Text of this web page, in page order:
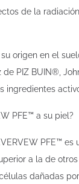
de la
su origen en el
PIZ BUIN®,
ingredientes
PFE™ a su piel?
PFE™
a la de
dañadas